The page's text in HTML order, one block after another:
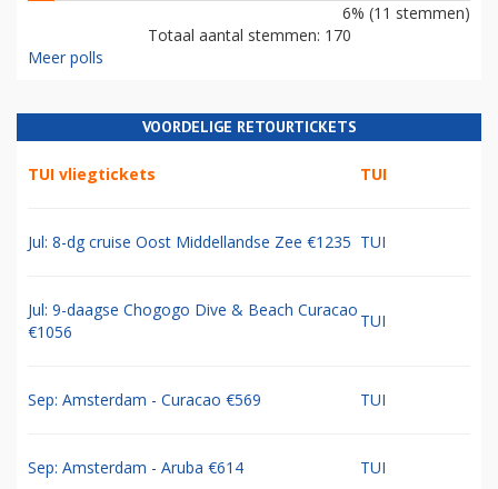
6% (11 stemmen)
Totaal aantal stemmen: 170
Meer polls
VOORDELIGE RETOURTICKETS
TUI vliegtickets TUI
Jul: 8-dg cruise Oost Middellandse Zee €1235 TUI
Jul: 9-daagse Chogogo Dive & Beach Curacao
€1056
TUI
Sep: Amsterdam - Curacao €569 TUI
Sep: Amsterdam - Aruba €614 TUI